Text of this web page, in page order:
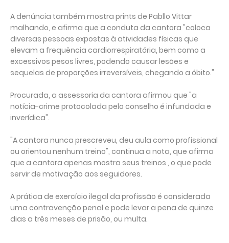
A denúncia também mostra prints de Pabllo Vittar
malhando, e afirma que a conduta da cantora "coloca
diversas pessoas expostas à atividades físicas que
elevam a frequência cardiorrespiratória, bem como a
excessivos pesos livres, podendo causar lesões e
sequelas de proporções irreversíveis, chegando a óbito."
Procurada, a assessoria da cantora afirmou que "a
notícia-crime protocolada pelo conselho é infundada e
inverídica".
"A cantora nunca prescreveu, deu aula como profissional
ou orientou nenhum treino", continua a nota, que afirma
que a cantora apenas mostra seus treinos , o que pode
servir de motivação aos seguidores.
A prática de exercício ilegal da profissão é considerada
uma contravenção penal e pode levar a pena de quinze
dias a três meses de prisão, ou multa.